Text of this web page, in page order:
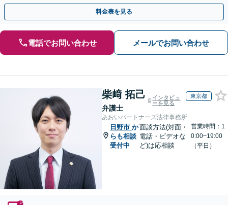
事業承継にも対応【休日・夜間相談可】
料金表を見る
電話でお問い合わせ メールでお問い合わせ
柴﨑 拓己
弁護士
インタビュ
ーを見る
東京都
あおいパートナーズ法律事務所
日野市 か
らも相談
受付中
面談方法(対面・
電話・ビデオな
ど)は応相談
営業時間：1
0:00~19:00
（平日）